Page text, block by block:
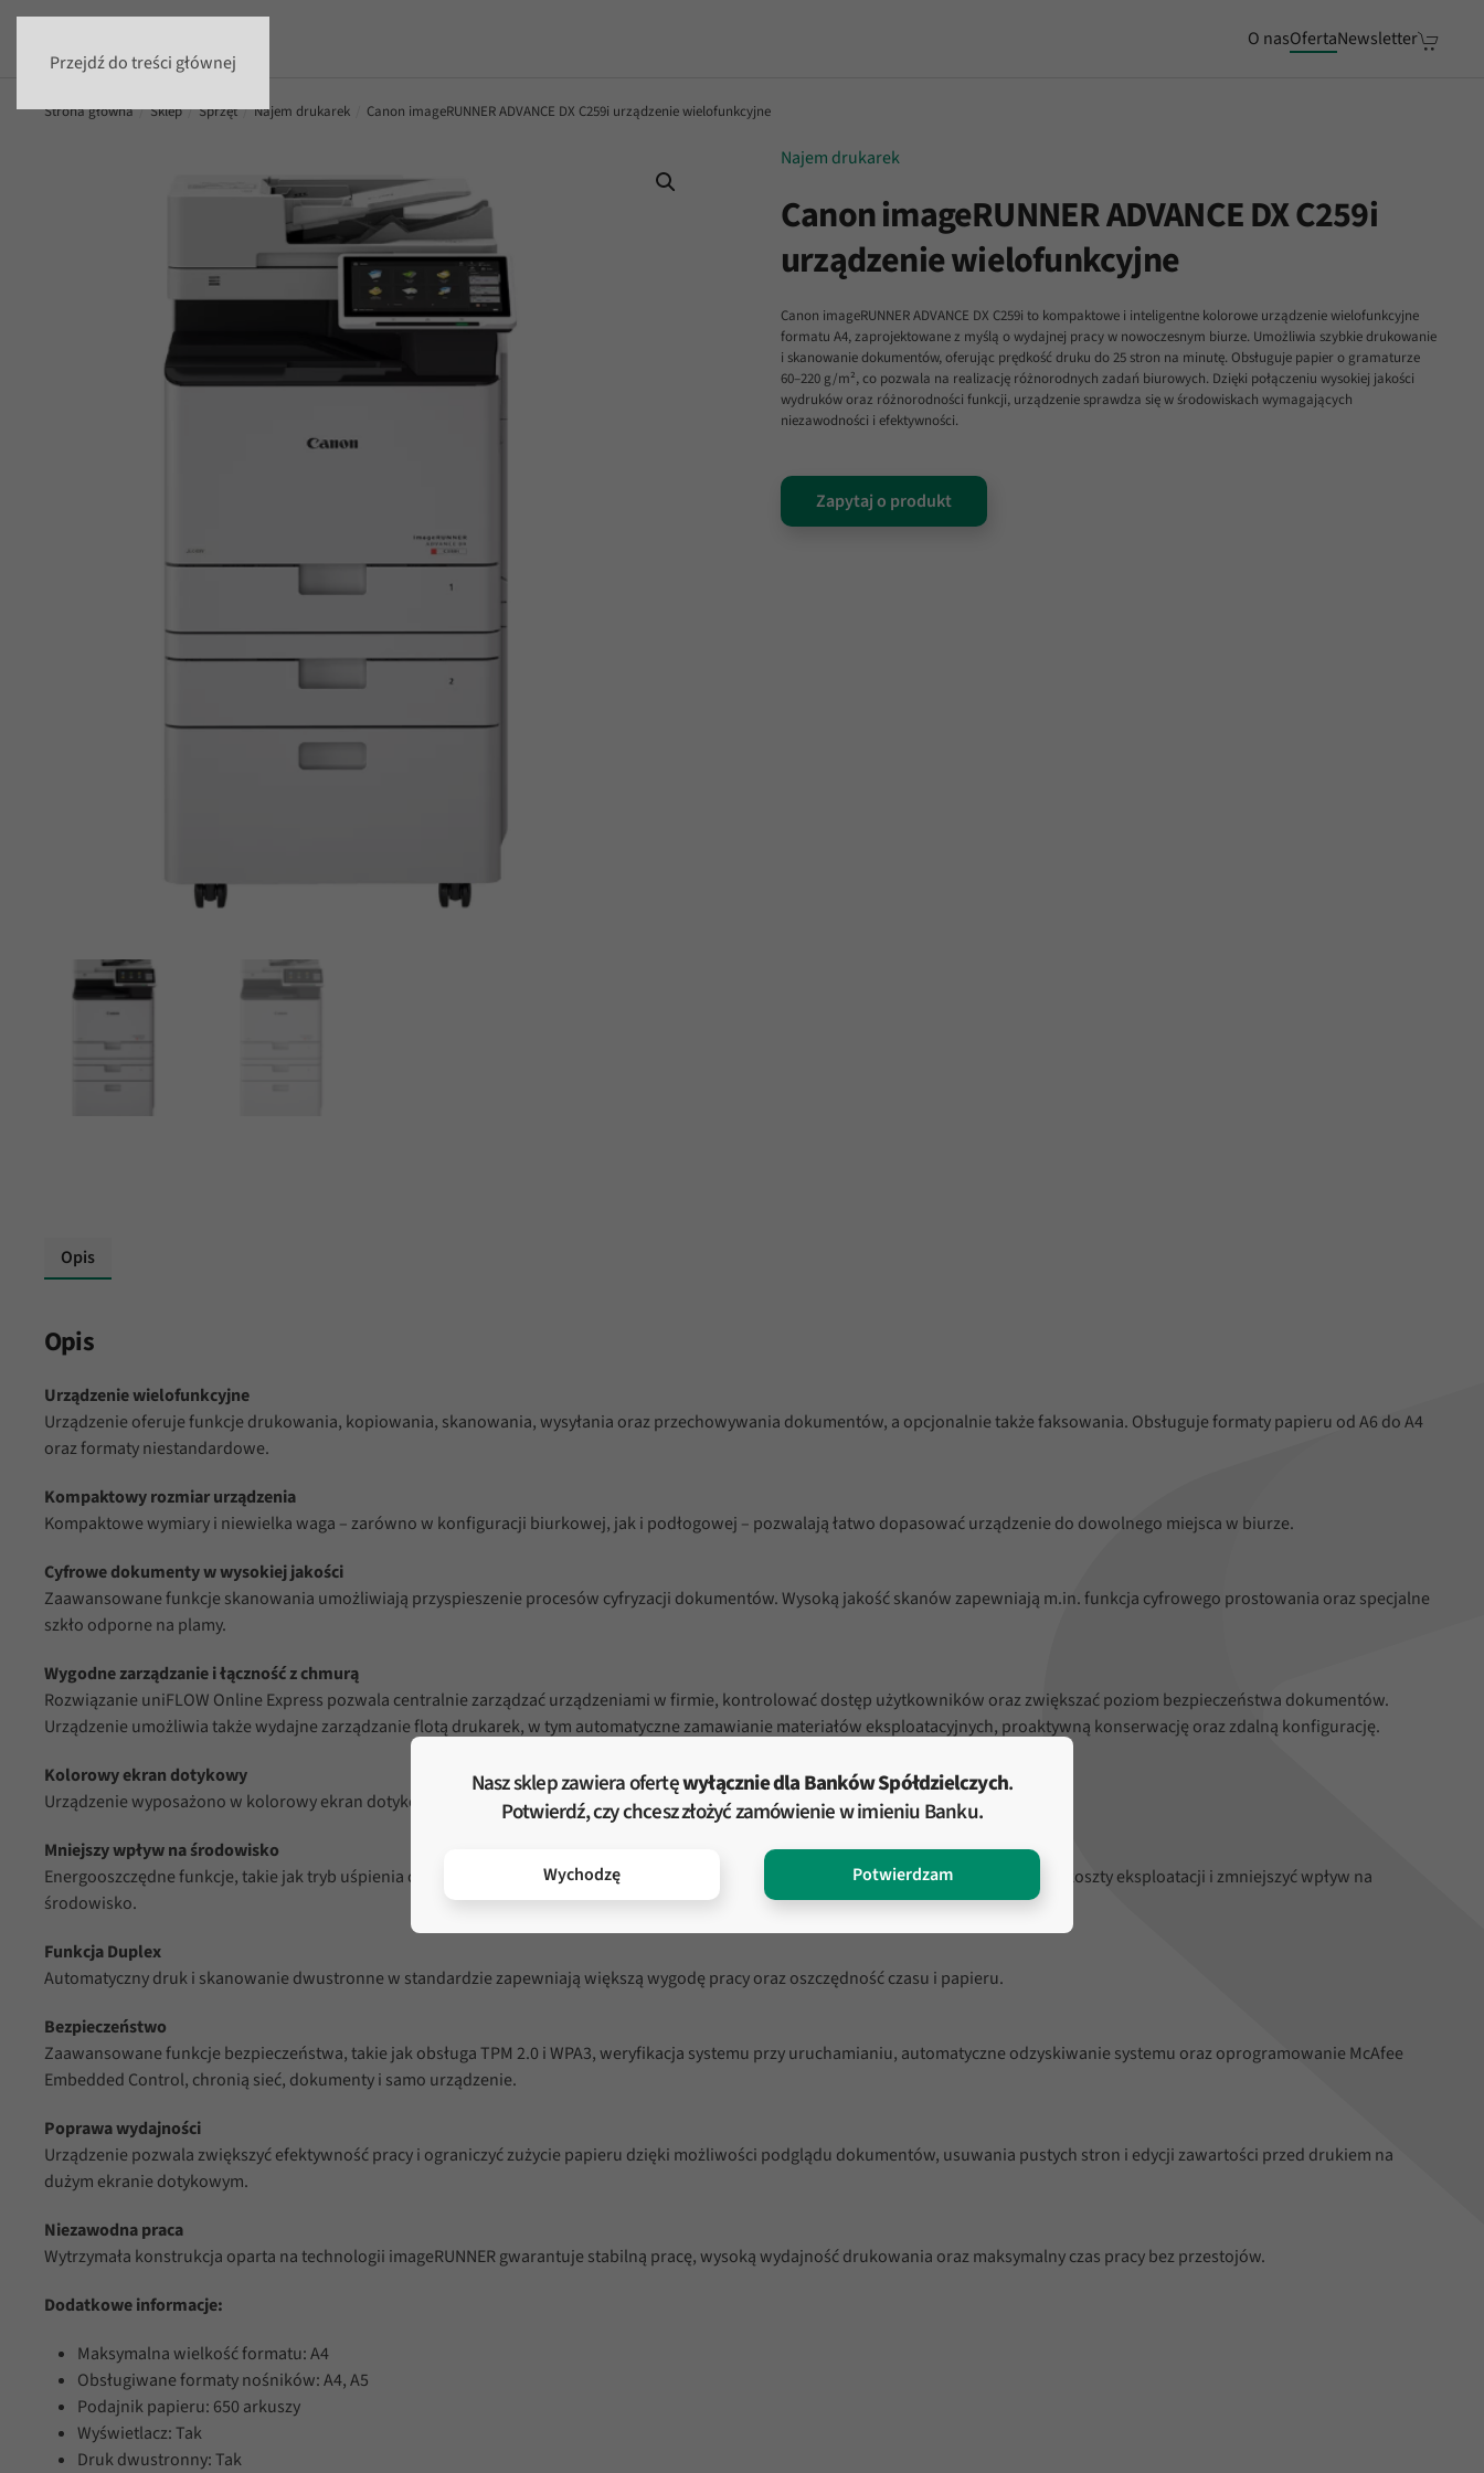
Przejdź do treści głównej
O nasOfertaNewsletter
Strona główna Sklep Sprzęt Najem drukarek Canon imageRUNNER ADVANCE DX C259i urządzenie wielofunkcyjne
Najem drukarek
Canon imageRUNNER ADVANCE DX C259i
urządzenie wielofunkcyjne
Canon imageRUNNER ADVANCE DX C259i to kompaktowe i inteligentne kolorowe urządzenie wielofunkcyjne
formatu A4, zaprojektowane z myślą o wydajnej pracy w nowoczesnym biurze. Umożliwia szybkie drukowanie
i skanowanie dokumentów, oferując prędkość druku do 25 stron na minutę. Obsługuje papier o gramaturze
60–220 g/m², co pozwala na realizację różnorodnych zadań biurowych. Dzięki połączeniu wysokiej jakości
wydruków oraz różnorodności funkcji, urządzenie sprawdza się w środowiskach wymagających
niezawodności i efektywności.
Zapytaj o produkt
Opis
Opis
Urządzenie wielofunkcyjne
Urządzenie oferuje funkcje drukowania, kopiowania, skanowania, wysyłania oraz przechowywania dokumentów, a opcjonalnie także faksowania. Obsługuje formaty papieru od A6 do A4
oraz formaty niestandardowe.
Kompaktowy rozmiar urządzenia
Kompaktowe wymiary i niewielka waga – zarówno w konfiguracji biurkowej, jak i podłogowej – pozwalają łatwo dopasować urządzenie do dowolnego miejsca w biurze.
Cyfrowe dokumenty w wysokiej jakości
Zaawansowane funkcje skanowania umożliwiają przyspieszenie procesów cyfryzacji dokumentów. Wysoką jakość skanów zapewniają m.in. funkcja cyfrowego prostowania oraz specjalne
szkło odporne na plamy.
Wygodne zarządzanie i łączność z chmurą
Rozwiązanie uniFLOW Online Express pozwala centralnie zarządzać urządzeniami w firmie, kontrolować dostęp użytkowników oraz zwiększać poziom bezpieczeństwa dokumentów.
Urządzenie umożliwia także wydajne zarządzanie flotą drukarek, w tym automatyczne zamawianie materiałów eksploatacyjnych, proaktywną konserwację oraz zdalną konfigurację.
Kolorowy ekran dotykowy
Urządzenie wyposażono w kolorowy ekran dotykowy LCD TFT WSVGA o przekątnej 10,1 cala, który zapewnia wygodną i intuicyjną obsługę.
Mniejszy wpływ na środowisko
Energooszczędne funkcje, takie jak tryb uśpienia czy toner o niskiej temperaturze topnienia, pomagają ograniczyć zużycie energii, obniżyć koszty eksploatacji i zmniejszyć wpływ na
środowisko.
Funkcja Duplex
Automatyczny druk i skanowanie dwustronne w standardzie zapewniają większą wygodę pracy oraz oszczędność czasu i papieru.
Bezpieczeństwo
Zaawansowane funkcje bezpieczeństwa, takie jak obsługa TPM 2.0 i WPA3, weryfikacja systemu przy uruchamianiu, automatyczne odzyskiwanie systemu oraz oprogramowanie McAfee
Embedded Control, chronią sieć, dokumenty i samo urządzenie.
Poprawa wydajności
Urządzenie pozwala zwiększyć efektywność pracy i ograniczyć zużycie papieru dzięki możliwości podglądu dokumentów, usuwania pustych stron i edycji zawartości przed drukiem na
dużym ekranie dotykowym.
Niezawodna praca
Wytrzymała konstrukcja oparta na technologii imageRUNNER gwarantuje stabilną pracę, wysoką wydajność drukowania oraz maksymalny czas pracy bez przestojów.
Dodatkowe informacje:
Maksymalna wielkość formatu: A4
Obsługiwane formaty nośników: A4, A5
Podajnik papieru: 650 arkuszy
Wyświetlacz: Tak
Druk dwustronny: Tak
Nasz sklep zawiera ofertęwyłącznie dla Banków Spółdzielczych.
Potwierdź, czy chcesz złożyć zamówienie w imieniu Banku.
Wychodzę Potwierdzam